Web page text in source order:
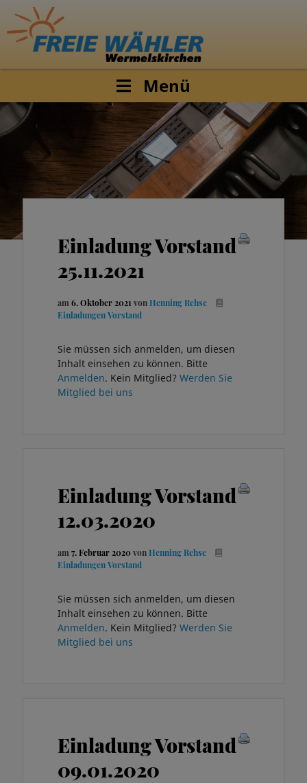
Menü
Einladung Vorstand
25.11.2021
am 6. Oktober 2021 von Henning Rehse
Einladungen Vorstand
Sie müssen sich anmelden, um diesen
Inhalt einsehen zu können. Bitte
Anmelden. Kein Mitglied? Werden Sie
Mitglied bei uns
Einladung Vorstand
12.03.2020
am 7. Februar 2020 von Henning Rehse
Einladungen Vorstand
Sie müssen sich anmelden, um diesen
Inhalt einsehen zu können. Bitte
Anmelden. Kein Mitglied? Werden Sie
Mitglied bei uns
Einladung Vorstand
09.01.2020